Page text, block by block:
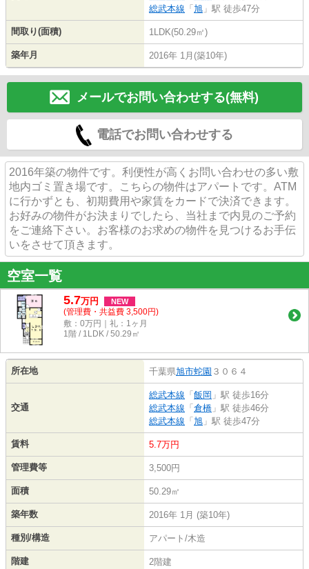
総武本線 「旭 」駅 徒歩47分
間取り(面積) 1LDK(50.29㎡)
築年月 2016年 1月(築10年)
メールでお問い合わせする(無料)
電話でお問い合わせする
2016年築の物件です。利便性が高くお問い合わせの多い敷
地内ゴミ置き場です。こちらの物件はアパートです。ATM
に行かずとも、初期費用や家賃をカードで決済できます。
お好みの物件がお決まりでしたら、当社まで内見のご予約
をご連絡下さい。お客様のお求めの物件を見つけるお手伝
いをさせて頂きます。
空室一覧
5.7万円 NEW
(管理費・共益費 3,500円)
敷：0万円｜礼：1ヶ月
1階 / 1LDK / 50.29㎡
所在地 千葉県旭市蛇園 ３０６４
交通
総武本線 「飯岡 」駅 徒歩16分
総武本線 「倉橋 」駅 徒歩46分
総武本線 「旭 」駅 徒歩47分
賃料 5.7万円
管理費等 3,500円
面積 50.29㎡
築年数 2016年 1月 (築10年)
種別/構造 アパート/木造
階建 2階建